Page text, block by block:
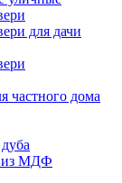
для дачи
частного дома
из МДФ